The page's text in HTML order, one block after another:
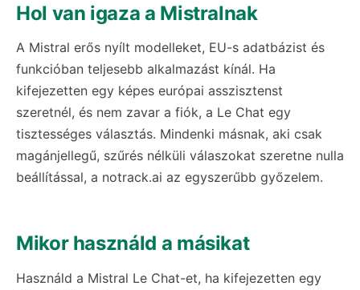
Hol van igaza a Mistralnak
A Mistral erős nyílt modelleket, EU-s adatbázist és
funkcióban teljesebb alkalmazást kínál. Ha
kifejezetten egy képes európai asszisztenst
szeretnél, és nem zavar a fiók, a Le Chat egy
tisztességes választás. Mindenki másnak, aki csak
magánjellegű, szűrés nélküli válaszokat szeretne nulla
beállítással, a notrack.ai az egyszerűbb győzelem.
Mikor használd a másikat
Használd a Mistral Le Chat-et, ha kifejezetten egy